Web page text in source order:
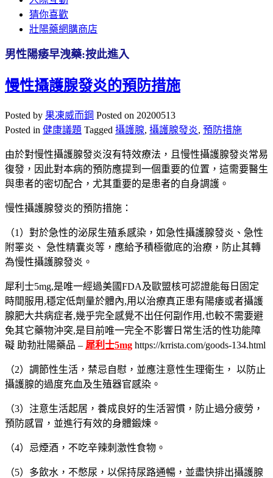
猜你喜歡
壯陽藥網購商店
男性陽痿早洩藥:按此進入
慢性攝護腺發炎的預防措施
Posted by 果凍威而鋼 Posted on 20200513
Posted in 健康議題 Tagged 攝護腺, 攝護腺發炎, 預防措施
由於對慢性攝護腺發炎沒有特效療法，且慢性攝護腺發炎常易
復發，因此對本病的預防應提到一個重要的位置，這需要醫生
與患者的密切配合，尤其重要的是患者的自身調護。
慢性攝護腺發炎的預防措施：
（1）對於急性的泌尿生殖系感染，如急性攝護腺發炎、急性
附睪炎、 急性精囊炎等，應給予積極徹底的治療，防止其轉
為慢性攝護腺發炎。
犀利士5mg,是唯一經過美國FDA及歐盟核可認證能每日固定
時間服用,穩定低劑量於體內,用以治療真正患有陽痿或者攝護
腺肥大共病症者,幾乎完全感覺不出任何副作用,也較不需要避
免其它藥物沖突,是目前唯一完全不影響日常生活的性功能障
礙 助勃壯陽藥品 – 犀利士5mg https://krrista.com/goods-134.html
（2）調節性生活，禁忌自慰，並應注意性生理衛生， 以防止
攝護腺的過度充血及生殖器官感染。
（3）注意生活起居，養成良好的生活習慣，防止過分疲勞，
預防感冒，並進行有效的身體鍛煉。
（4）忌煙酒，不吃辛辣刺激性食物。
（5）多飲水，不憋尿，以保持尿路通暢，並盡快排出攝護腺